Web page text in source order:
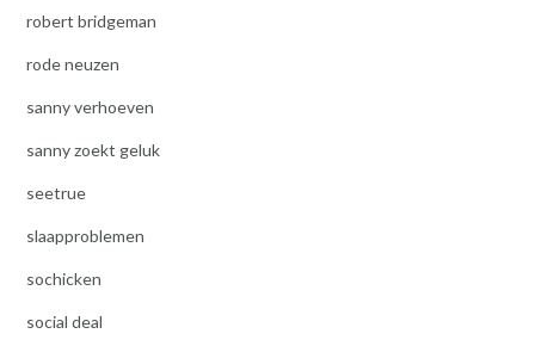
robert bridgeman
rode neuzen
sanny verhoeven
sanny zoekt geluk
seetrue
slaapproblemen
sochicken
social deal